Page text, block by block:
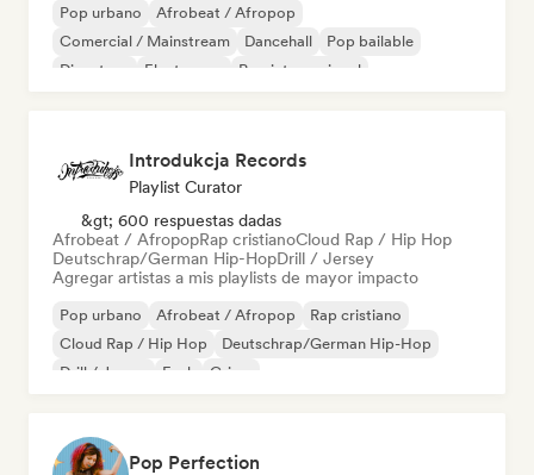
Pop urbano
Afrobeat / Afropop
Comercial / Mainstream
Dancehall
Pop bailable
Discoteca
Electropop Pop internacional
Introdukcja Records
Playlist Curator
&gt; 600 respuestas dadas
Afrobeat / AfropopRap cristianoCloud Rap / Hip Hop
Deutschrap/German Hip-HopDrill / Jersey
Agregar artistas a mis playlists de mayor impacto
Pop urbano Afrobeat / Afropop
Rap cristiano
Cloud Rap / Hip Hop
Deutschrap/German Hip-Hop
Drill / Jersey
Funk Grime
Pop Perfection